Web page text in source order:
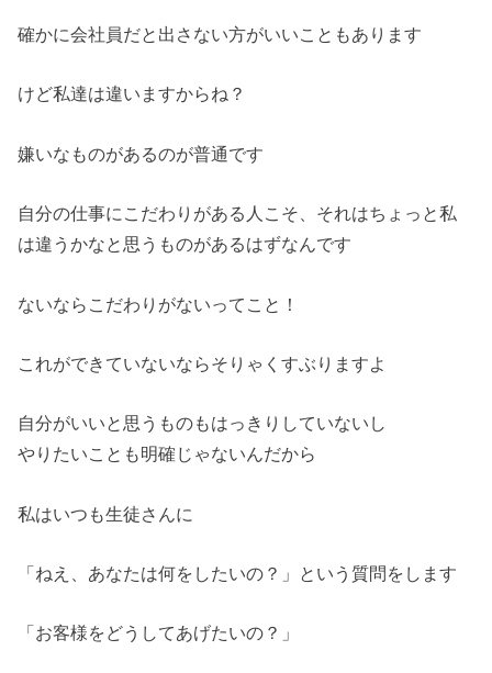
確かに会社員だと出さない方がいいこともあります
けど私達は違いますからね？
嫌いなものがあるのが普通です
自分の仕事にこだわりがある人こそ、 それはちょっと私
は違うかなと思うものがあるはずなんです
ないならこだわりがないってこと！
これができていないならそりゃくすぶりますよ
自分がいいと思うものもはっきりしていないし
やりたいことも明確じゃないんだから
私はいつも生徒さんに
「ねえ、あなたは何をしたいの？」という質問をします
「お客様をどうしてあげたいの？」